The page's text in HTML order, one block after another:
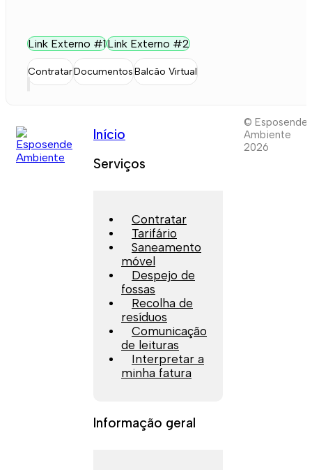
Link Externo #1Link Externo #2
ContratarDocumentosBalcão Virtual
Início
Serviços
Contratar
Tarifário
Saneamento
móvel
Despejo de
fossas
Recolha de
resíduos
Comunicação
de leituras
Interpretar a
minha fatura
Informação geral
© Esposende
Ambiente
2026